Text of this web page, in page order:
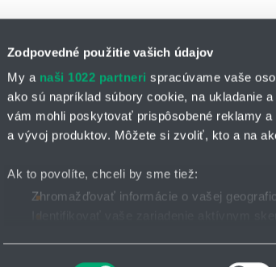
Zodpovedné použitie vašich údajov
My a naši 1022 partneri spracúvame vaše
ako sú napríklad súbory cookie, na ukladanie
vám mohli poskytovať prispôsobené reklamy
a vývoj produktov. Môžete si zvoliť, kto a na
Ak to povolíte, chceli by sme tiež:
Zhromažďovať informácie o vašej